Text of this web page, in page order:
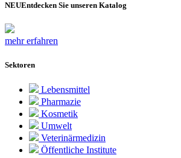
NEUEntdecken Sie unseren Katalog
mehr erfahren
Sektoren
Lebensmittel
Pharmazie
Kosmetik
Umwelt
Veterinärmedizin
Öffentliche Institute